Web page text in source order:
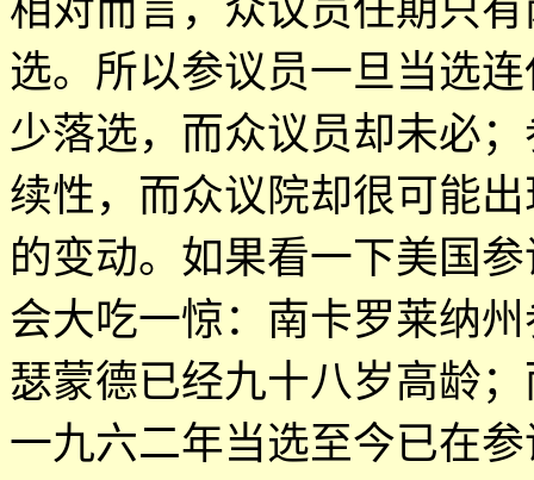
相对而言，众议员任期只
选。所以参议员一旦当选
少落选，而众议员却未必
续性，而众议院却很可能
的变动。如果看一下美国
会大吃一惊：南卡罗莱纳
瑟蒙德已经九十八岁高龄
一九六二年当选至今已在